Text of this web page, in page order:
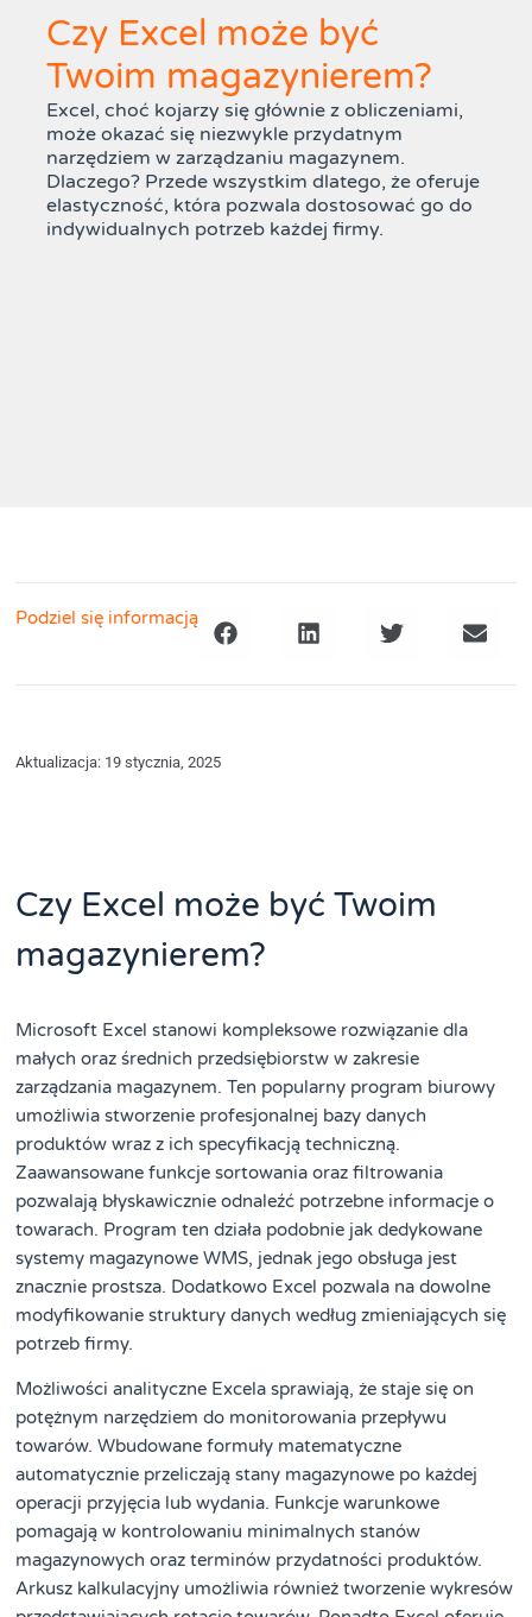
Czy Excel może być
Twoim magazynierem?
Excel, choć kojarzy się głównie z obliczeniami,
może okazać się niezwykle przydatnym
narzędziem w zarządzaniu magazynem.
Dlaczego? Przede wszystkim dlatego, że oferuje
elastyczność, która pozwala dostosować go do
indywidualnych potrzeb każdej firmy.
Podziel się informacją
Aktualizacja: 19 stycznia, 2025
Czy Excel może być Twoim
magazynierem?
Microsoft Excel stanowi kompleksowe rozwiązanie dla
małych oraz średnich przedsiębiorstw w zakresie
zarządzania magazynem. Ten popularny program biurowy
umożliwia stworzenie profesjonalnej bazy danych
produktów wraz z ich specyfikacją techniczną.
Zaawansowane funkcje sortowania oraz filtrowania
pozwalają błyskawicznie odnaleźć potrzebne informacje o
towarach. Program ten działa podobnie jak dedykowane
systemy magazynowe WMS, jednak jego obsługa jest
znacznie prostsza. Dodatkowo Excel pozwala na dowolne
modyfikowanie struktury danych według zmieniających się
potrzeb firmy.
Możliwości analityczne Excela sprawiają, że staje się on
potężnym narzędziem do monitorowania przepływu
towarów. Wbudowane formuły matematyczne
automatycznie przeliczają stany magazynowe po każdej
operacji przyjęcia lub wydania. Funkcje warunkowe
pomagają w kontrolowaniu minimalnych stanów
magazynowych oraz terminów przydatności produktów.
Arkusz kalkulacyjny umożliwia również tworzenie wykresów